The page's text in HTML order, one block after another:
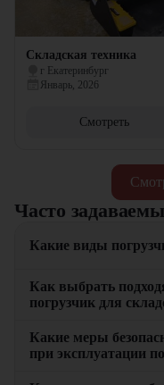
Складская техника
г Екатеринбург
Январь, 2026
Смотреть
Часто
Какие виды
вилочные, складские и
погрузчики подходят
предприятиях. Каждый
уникальными
Как выбрать
погрузчик для
учитывать
маневренность
Какие меры
при эксплуатации